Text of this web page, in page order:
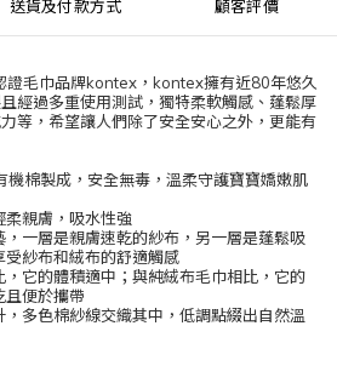
送貨及付款方式 顧客評價
證毛巾品牌kontex，kontex擁有近80年悠久
經過多重使用測試，獨特柔軟觸感、蓬鬆厚
等，希望讓人們除了安全安心之外，更能有
機棉製成，安全無毒，溫柔守護寶寶嬌嫩肌
柔親膚，吸水性強
，一層是親膚速乾的紗布，另一層是蓬鬆吸
受紗布和絨布的舒適觸感
，它的體積適中；與純絨布毛巾相比，它的
且便於攜帶
多色棉紗線交織其中，低調點綴出自然溫